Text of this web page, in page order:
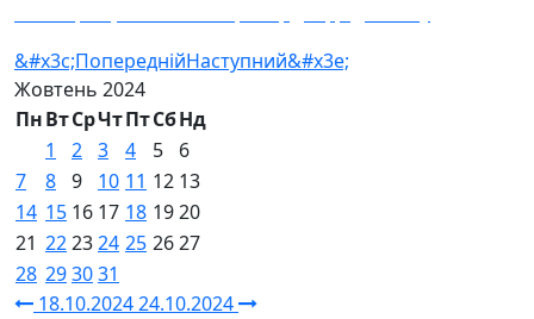
&#x3c;ПопереднійНаступний&#x3e;
Жовтень 2024
ПнВтСрЧтПтСбНд
1
2 3 4 5
6
7
8 9 10 11 12 13
14 15 16 17 18 1920
21 222324 25 2627
28 293031
18.10.202424.10.2024